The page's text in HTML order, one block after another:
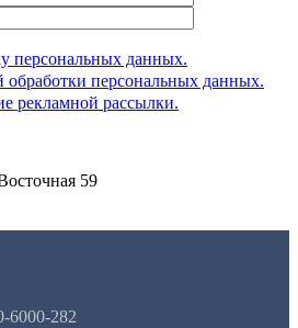
персональных данных.
обработки персональных данных.
рекламной рассылки.
59
6000-282